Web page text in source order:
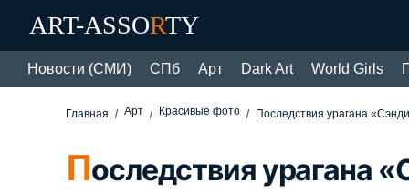
ART-ASSORTY
Новости (СМИ) СПб Арт Dark Art World Girls
Главная Арт Красивые фото Последствия урагана
Последствия урагана